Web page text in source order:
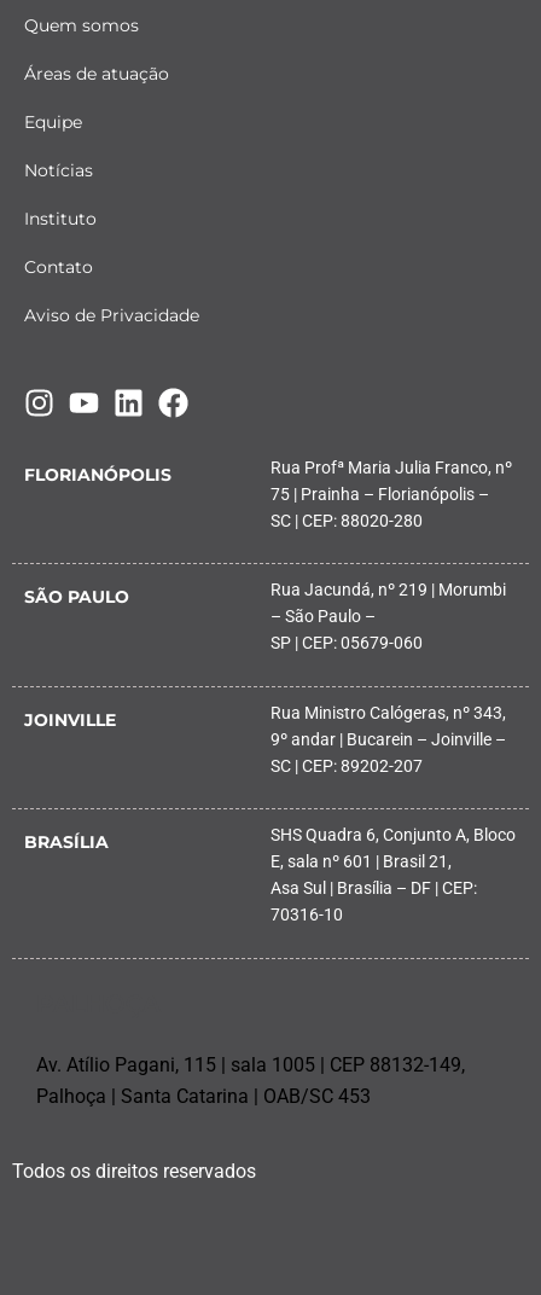
Quem somos
Áreas de atuação
Equipe
Notícias
Instituto
Contato
Aviso de Privacidade
FLORIANÓPOLIS
Rua Profª Maria Julia Franco, nº
75 | Prainha – Florianópolis –
SC | CEP: 88020-280
SÃO PAULO
Rua Jacundá, nº 219 | Morumbi
– São Paulo –
SP | CEP: 05679-060
JOINVILLE
Rua Ministro Calógeras, nº 343,
9º andar | Bucarein – Joinville –
SC | CEP: 89202-207
BRASÍLIA
SHS Quadra 6, Conjunto A, Bloco
E, sala nº 601 | Brasil 21,
Asa Sul | Brasília – DF | CEP:
70316-10
Av. Atílio Pagani, 115 | sala 1005 | CEP 88132-149,
Palhoça | Santa Catarina | OAB/SC 453
Todos os direitos reservados